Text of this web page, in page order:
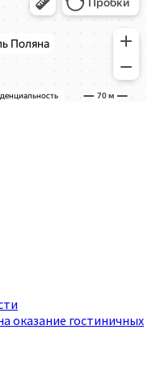
оказание гостиничных